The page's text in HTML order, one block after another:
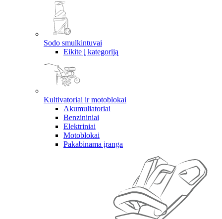
Sodo smulkintuvai
Eikite į kategoriją
Kultivatoriai ir motoblokai
Akumuliatoriai
Benzininiai
Elektriniai
Motoblokai
Pakabinama įranga